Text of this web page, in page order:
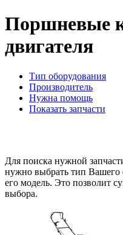
Поршневые
двигателя
Тип оборудования
Производитель
Нужна помощь
Показать запчасти
Для поиска нужной
нужно выбрать тип Вашего
его модель. Это позволит
выбора.